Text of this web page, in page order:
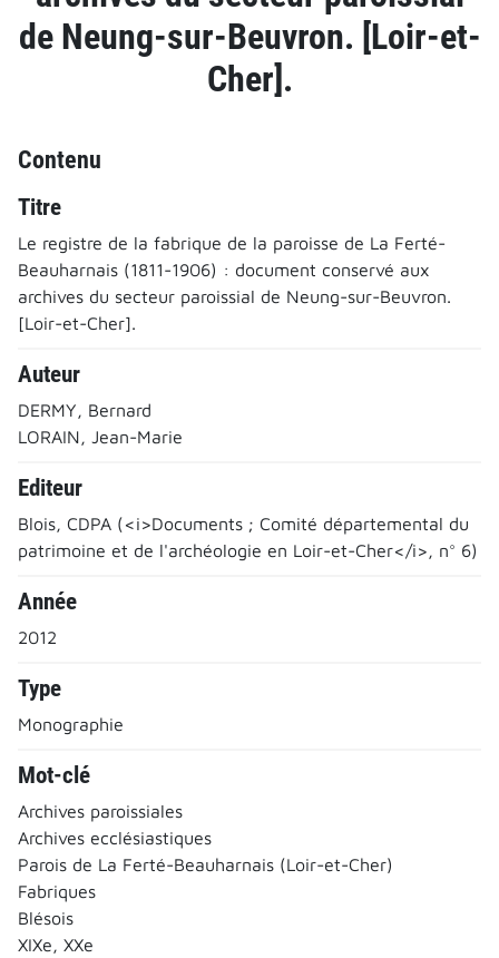
de Neung-sur-Beuvron. [Loir-et-
Cher].
Contenu
Titre
Le registre de la fabrique de la paroisse de La Ferté-
Beauharnais (1811-1906) : document conservé aux
archives du secteur paroissial de Neung-sur-Beuvron.
[Loir-et-Cher].
Auteur
DERMY, Bernard
LORAIN, Jean-Marie
Editeur
Blois, CDPA (<i>Documents ; Comité départemental du
patrimoine et de l'archéologie en Loir-et-Cher</i>, n° 6)
Année
2012
Type
Monographie
Mot-clé
Archives paroissiales
Archives ecclésiastiques
Parois de La Ferté-Beauharnais (Loir-et-Cher)
Fabriques
Blésois
XIXe, XXe